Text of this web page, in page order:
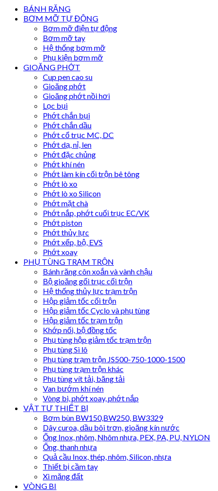
BÁNH RĂNG
BƠM MỠ TỰ ĐỘNG
Bơm mỡ điện tự động
Bơm mỡ tay
Hệ thống bơm mỡ
Phụ kiện bơm mỡ
GIOĂNG PHỚT
Cup pen cao su
Gioăng phớt
Gioăng phớt nồi hơi
Lọc bụi
Phớt chắn bụi
Phớt chắn dầu
Phớt cổ trục MC, DC
Phớt dạ, nỉ, len
Phớt đặc chủng
Phớt khí nén
Phớt làm kín cối trộn bê tông
Phớt lò xo
Phớt lò xo Silicon
Phớt mặt chà
Phớt nắp, phớt cuối trục EC/VK
Phớt piston
Phớt thủy lực
Phớt xếp, bộ, EVS
Phớt xoay
PHỤ TÙNG TRẠM TRỘN
Bánh răng côn xoắn và vành chậu
Bộ gioăng gối trục cối trộn
Hệ thống thủy lực trạm trộn
Hộp giảm tốc cối trộn
Hộp giảm tốc Cyclo và phụ tùng
Hộp giảm tốc trạm trộn
Khớp nối, bộ đồng tốc
Phụ tùng hộp giảm tốc trạm trộn
Phụ tùng Si lô
Phụ tùng trạm trộn JS500-750-1000-1500
Phụ tùng trạm trộn khác
Phụ tùng vít tải, băng tải
Van bướm khí nén
Vòng bi, phớt xoay, phớt nắp
VẬT TƯ THIẾT BỊ
Bơm bùn BW150,BW250, BW3329
Dây curoa, dầu bôi trơn, gioăng kín nước
Ống Inox, nhôm, Nhôm nhựa, PEX, PA, PU, NYLON
Ống, thanh nhựa
Quả cầu Inox, thép, nhôm, Silicon, nhựa
Thiết bị cầm tay
Xi măng đất
VÒNG BI